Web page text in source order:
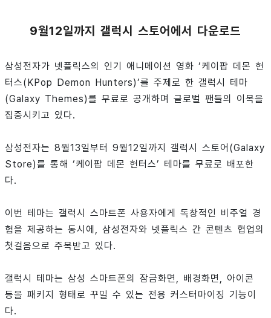
9월12일까지 갤럭시 스토어에서 다운로드
삼성전자가 넷플릭스의 인기 애니메이션 영화 ‘케이팝 데몬 헌
터스(KPop Demon Hunters)’를 주제로 한 갤럭시 테마
(Galaxy Themes)를 무료로 공개하며 글로벌 팬들의 이목을
집중시키고 있다.
삼성전자는 8월13일부터 9월12일까지 갤럭시 스토어(Galaxy
Store)를 통해 ‘케이팝 데몬 헌터스’ 테마를 무료로 배포한
다.
이번 테마는 갤럭시 스마트폰 사용자에게 독창적인 비주얼 경
험을 제공하는 동시에, 삼성전자와 넷플릭스 간 콘텐츠 협업의
첫걸음으로 주목받고 있다.
갤럭시 테마는 삼성 스마트폰의 잠금화면, 배경화면, 아이콘
등을 패키지 형태로 꾸밀 수 있는 전용 커스터마이징 기능이
다.